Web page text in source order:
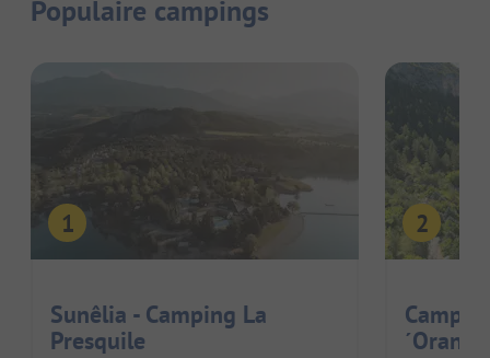
Populaire campings
Sunêlia - Camping La
Presquile
´Orange